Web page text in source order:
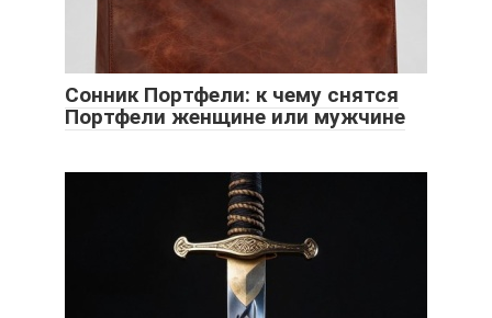
Сонник Портфели: к чему снятся
Портфели женщине или мужчине